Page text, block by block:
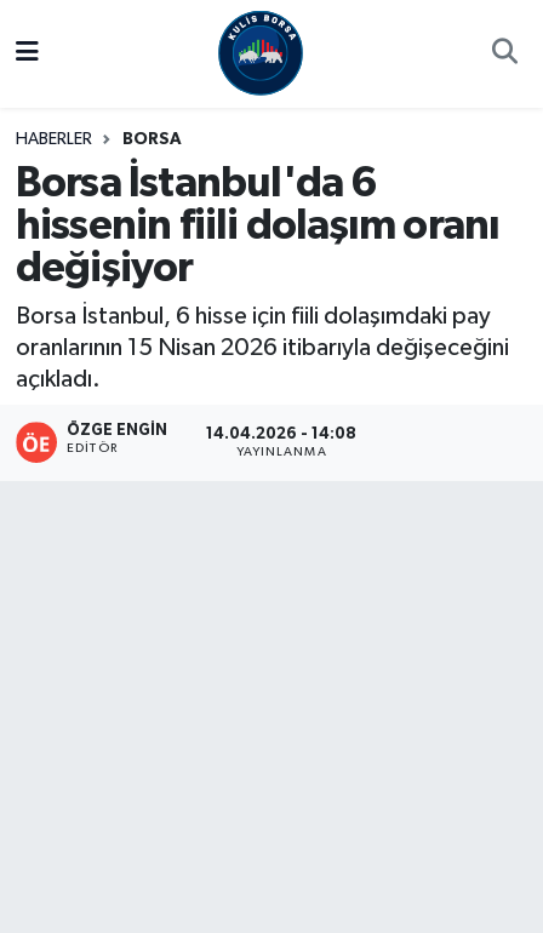
HABERLER BORSA
Borsa İstanbul'da 6
hissenin fiili dolaşım oranı
değişiyor
Borsa İstanbul, 6 hisse için fiili dolaşımdaki pay
oranlarının 15 Nisan 2026 itibarıyla değişeceğini
açıkladı.
ÖZGE ENGIN
EDITÖR
14.04.2026 - 14:08
YAYINLANMA
Hisse Yorumu
Kulis Haber
Halka Arzlar
Ekonomi
Trafik Durumu
Süper Lig Puan Durumu ve Fikstür
Tüm Manşetler
Son Dakika Haberleri